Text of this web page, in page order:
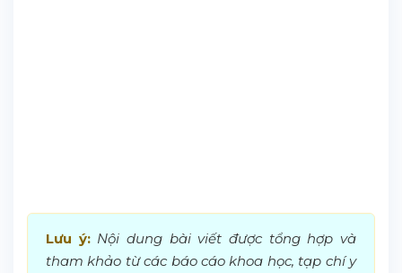
Lưu ý:Nội dung bài viết được tổng hợp và
tham khảo từ các báo cáo khoa học, tạp chí y